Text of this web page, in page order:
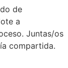
de
a
Juntas/os
compartida.